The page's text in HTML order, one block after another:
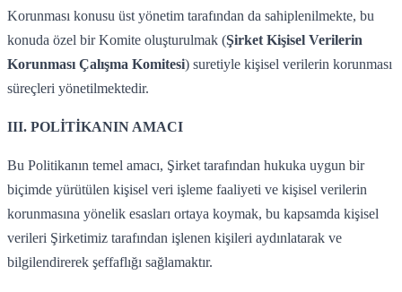
Korunması konusu üst yönetim tarafından da sahiplenilmekte, bu
konuda özel bir Komite oluşturulmak (Şirket Kişisel Verilerin
Korunması Çalışma Komitesi) suretiyle kişisel verilerin korunması
süreçleri yönetilmektedir.
III. POLİTİKANIN AMACI
Bu Politikanın temel amacı, Şirket tarafından hukuka uygun bir
biçimde yürütülen kişisel veri işleme faaliyeti ve kişisel verilerin
korunmasına yönelik esasları ortaya koymak, bu kapsamda kişisel
verileri Şirketimiz tarafından işlenen kişileri aydınlatarak ve
bilgilendirerek şeffaflığı sağlamaktır.